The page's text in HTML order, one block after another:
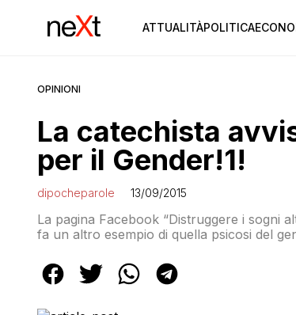
ATTUALITÀPOLITICA
OPINIONI
La catechista
per il Gender!1!
dipocheparole 13/09/2015
La pagina Facebook “Distruggere i sogni
fa un altro esempio di quella psicosi del
qualunque […]